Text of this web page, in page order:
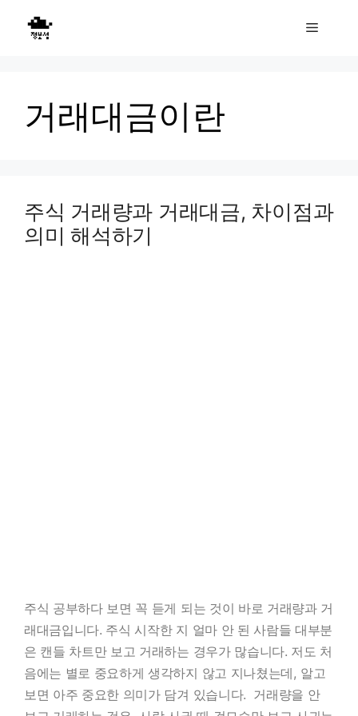
Menu
거래대금이란
주식 거래량과 거래대금, 차이점과
의미 해석하기
주식 공부하다 보면 꼭 듣게 되는 것이 바로 거래량과 거
래대금입니다. 주식 시작한 지 얼마 안 된 사람들 대부분
은 캔들 차트만 보고 거래하는 경우가 많습니다. 저도 처
음에는 별로 중요하게 생각하지 않고 지나쳤는데, 알고
보면 아주 중요한 의미가 담겨 있습니다. 거래량을 안